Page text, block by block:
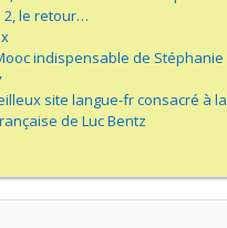
2, le retour…
indispensable de Stéphanie
site langue-fr consacré à la
de Luc Bentz